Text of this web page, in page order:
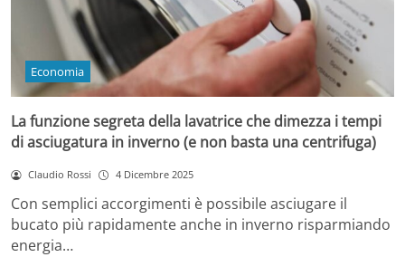
Economia
La funzione segreta della lavatrice che dimezza i tempi
di asciugatura in inverno (e non basta una centrifuga)
Claudio Rossi 4 Dicembre 2025
Con semplici accorgimenti è possibile asciugare il
bucato più rapidamente anche in inverno risparmiando
energia…